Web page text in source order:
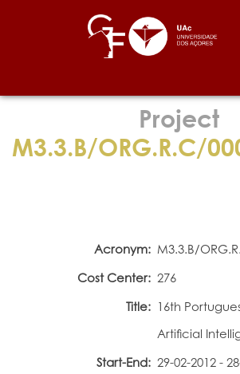
Foundation
Media
Project
M3.3.B/ORG.R.C/
Acronym: M3.3.B/
Cost Center: 276
Title: 16th
Artificial
Start-End: 29-02-2012 -